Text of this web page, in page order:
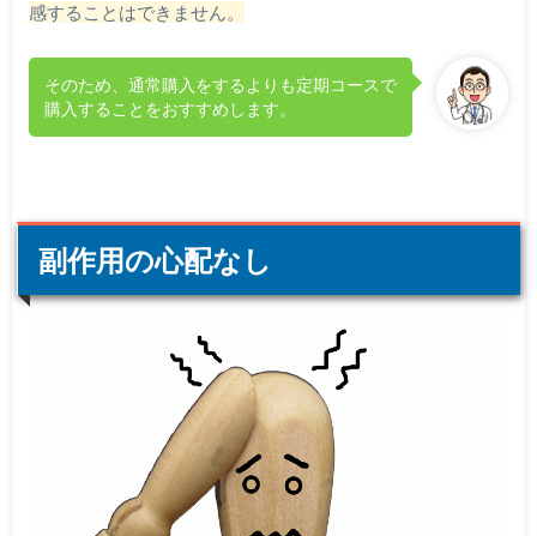
感することはできません。
そのため、通常購入をするよりも定期コースで
購入することをおすすめします。
副作用の心配なし